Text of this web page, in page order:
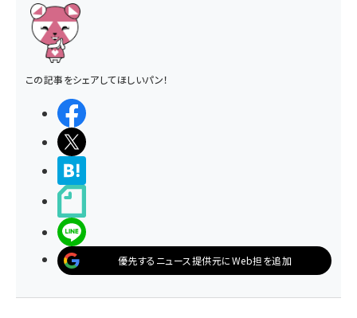
この記事をシェアしてほしいパン！
優先するニュース提供元にWeb担を追加